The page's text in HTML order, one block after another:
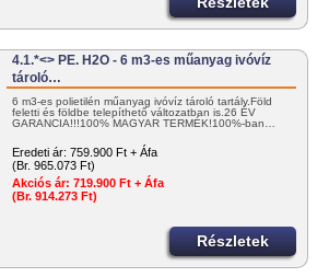
4.1.*<> PE. H2O - 6 m3-es műanyag ivóvíz
tároló…
6 m3-es polietilén műanyag ivóvíz tároló tartály.Föld
feletti és földbe telepíthető változatban is.26 ÉV
GARANCIA!!!100% MAGYAR TERMÉK!100%-ban…
Eredeti ár: 759.900 Ft + Áfa
(Br. 965.073 Ft)
Akciós ár: 719.900 Ft + Áfa
(Br. 914.273 Ft)
Részletek